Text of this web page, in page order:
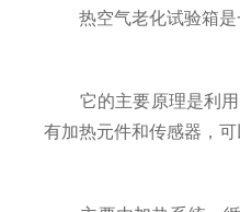
热空气老化试验箱是一
它的主要原理是利用
有加热元件和传感器，